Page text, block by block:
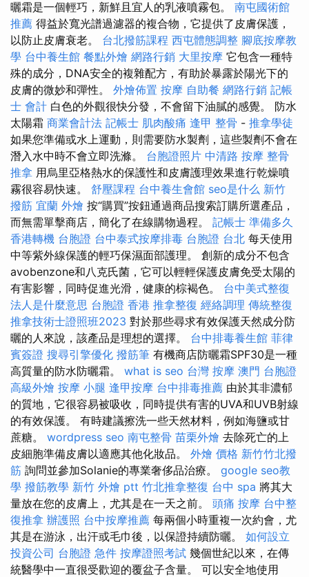
曬霜是一個輕巧，新鮮且宜人的乳液噴霧包。 南屯國術館
推薦 得益於寬光譜過濾器的複合物，它提供了皮膚保護，
以防止皮膚衰老。 台北撥筋課程 西屯體態調整 腳底按摩教
學 台中養生館 餐點外燴 網路行銷 大里按摩 它包含一種特
殊的成分，DNA安全的複雜配方，有助於暴露於陽光下的
皮膚的微妙和彈性。 外燴佈置 按摩 自助餐 網路行銷 記帳
士 會計 白色的外觀很快分發，不會留下油膩的感覺。 防水
太陽霜 商業會計法 記帳士 肌肉酸痛 逢甲 整骨 - 推拿學徒
如果您準備或水上運動，則需要防水製劑，這些製劑不會在
潛入水中時不會立即洗滌。 台胞證照片 中清路 按摩 整骨
推拿 用烏里亞格熱水的保護性和皮膚護理效果進行乾燥噴
霧很容易快速。 舒壓課程 台中養生會館 seo是什么 新竹
撥筋 宜蘭 外燴 按“購買”按鈕通過商品搜索訂購所選產品，
而無需單擊商店，簡化了在線購物過程。 記帳士 準備多久
香港轉機 台胞證 台中泰式按摩排毒 台胞證 台北 每天使用
中等紫外線保護的輕巧保濕面部護理。 創新的成分不包含
avobenzone和八克氏菌，它可以輕輕保護皮膚免受太陽的
有害影響，同時促進光滑，健康的棕褐色。 台中美式整復
法人是什麼意思 台胞證 香港 推拿整復 經絡調理 傳統整復
推拿技術士證照班2023 對於那些尋求有效保護天然成分防
曬的人來說，該產品是理想的選擇。 台中排毒養生館 菲律
賓簽證 搜尋引擎優化 撥筋筆 有機商店防曬霜SPF30是一種
高質量的防水防曬霜。 what is seo 台灣 按摩 澳門 台胞證
高級外燴 按摩 小腿 逢甲按摩 台中排毒推薦 由於其非濃郁
的質地，它很容易被吸收，同時提供有害的UVA和UVB射線
的有效保護。 有時建議擦洗一些天然材料，例如海鹽或甘
蔗糖。 wordpress seo 南屯整骨 苗栗外燴 去除死亡的上
皮細胞準備皮膚以適應其他化妝品。 外燴 價格 新竹竹北撥
筋 詢問並參加Solanie的專業奢侈品治療。 google seo教
學 撥筋教學 新竹 外燴 ptt 竹北推拿整復 台中 spa 將其大
量放在您的皮膚上，尤其是在一天之前。 頭痛 按摩 台中整
復推拿 辦護照 台中按摩推薦 每兩個小時重複一次約會，尤
其是在游泳，出汗或毛巾後，以保證持續防曬。 如何設立
投資公司 台胞證 急件 按摩證照考試 幾個世紀以來，在傳
統醫學中一直很受歡迎的覆盆子含量。 可以安全地使用